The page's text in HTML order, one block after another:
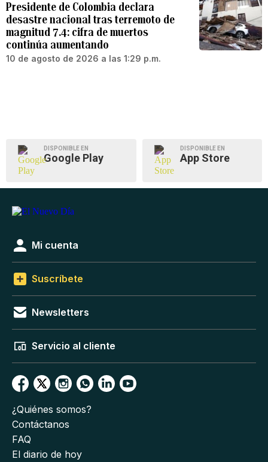
Presidente de Colombia declara
desastre nacional tras terremoto de
magnitud 7.4: cifra de muertos
continúa aumentando
10 de agosto de 2026 a las 1:29 p.m.
DISPONIBLE EN
Google Play
DISPONIBLE EN
App Store
Mi cuenta
Suscríbete
Newsletters
Servicio al cliente
¿Quiénes somos?
Contáctanos
FAQ
El diario de hoy